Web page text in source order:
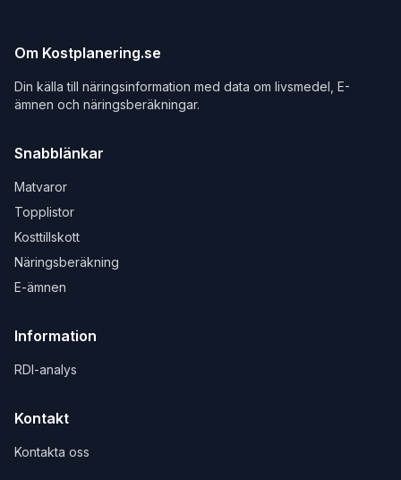
Om Kostplanering.se
Din källa till näringsinformation med data om livsmedel, E-
ämnen och näringsberäkningar.
Snabblänkar
Matvaror
Topplistor
Kosttillskott
Näringsberäkning
E-ämnen
Information
RDI-analys
Kontakt
Kontakta oss